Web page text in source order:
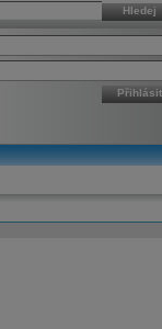
Hledej
Přihlásit